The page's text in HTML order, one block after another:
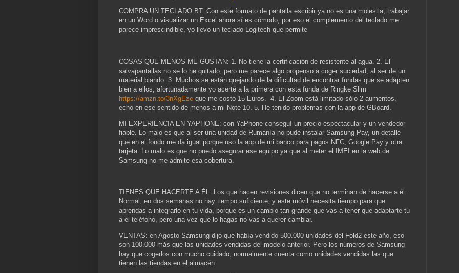
COMPRA UN TECLADO BT: Con este formato de pantalla escribir ya no es una molestia, trabajar
en un Word o visualizar un Excel ahora sí es cómodo, por eso el complemento del teclado me
parece imprescindible, yo llevo un teclado Logitech que permite
COSAS QUE MENOS ME GUSTAN: 1. No tiene la certificación de resistente al agua. 2. El
salvapantallas no se lo he quitado, pero me parece algo propenso a coger suciedad, al ser de un
material blando. 3. Muchos se están quejando de la dificultad de encontrar fundas que se adapten
bien a ellos, afortunadamente yo acerté a la primera con esta funda de Ringke Slim
https://amzn.to/3nXgEze que me costó 15 Euros.
4. El Zoom está limitado sólo 2 aumentos,
echo en ese sentido de menos a mi Note 10. 5. He tenido problemas con la app de GBoard.
MI EXPERIENCIA EN YAPHONE: con YaPhone conseguí un precio espectacular y un vendedor
fiable. Lo malo es que al ser una unidad de Rumanía no pude instalar Samsung Pay, un detalle
que en el fondo me da igual porque uso la app de mi banco para pagos NFC, Google Pay y otra
tarjeta. Lo malo es que no puedo asegurar ese equipo ya que al meter el IMEI en la web de
Samsung no me admite esa cobertura.
TIENES QUE HACERTE A ÉL: Los que hacen revisiones dicen que no terminan de hacerse a él.
Normal, en dos semanas no hay tiempo suficiente, y este móvil necesita tiempo para que
aprendas a integrarlo en tu vida, porque es un cambio tan grande que vas a tener que adaptarte tú
a el teléfono, pero una vez que lo hagas no vas a querer cambiar.
VENTAS: en Agosto Samsung dijo que había vendido 500.000 unidades del Fold2 este año, eso
son 100.000 más que las unidades vendidas del modelo anterior. Pero los números de Samsung
hay que cogerlos con mucho cuidado, normalmente cuenta como unidades vendidas las que
tienen las tiendas en el almacén.